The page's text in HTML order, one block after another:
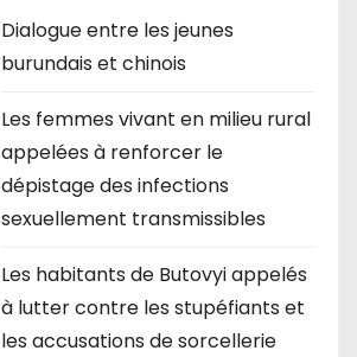
Dialogue entre les jeunes
burundais et chinois
Les femmes vivant en milieu rural
appelées à renforcer le
dépistage des infections
sexuellement transmissibles
Les habitants de Butovyi appelés
à lutter contre les stupéfiants et
les accusations de sorcellerie